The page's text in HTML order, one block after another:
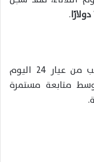
.
على الصعيد العالمي، سجلت أوقية الذهب من عيار 24 اليوم
متابعة مستمرة